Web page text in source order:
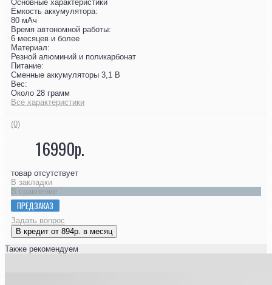
Основные характеристики
Ёмкость аккумулятора:
80 мАч
Время автономной работы:
6 месяцев и более
Материал:
Резной алюминий и поликарбонат
Питание:
Сменные аккумуляторы 3,1 В
Вес:
Около 28 грамм
Все характеристики
(0)
16990р.
товар отсутствует
В закладки
В сравнение
ПРЕДЗАКАЗ
Задать вопрос
В кредит от 894р. в месяц
Также рекомендуем